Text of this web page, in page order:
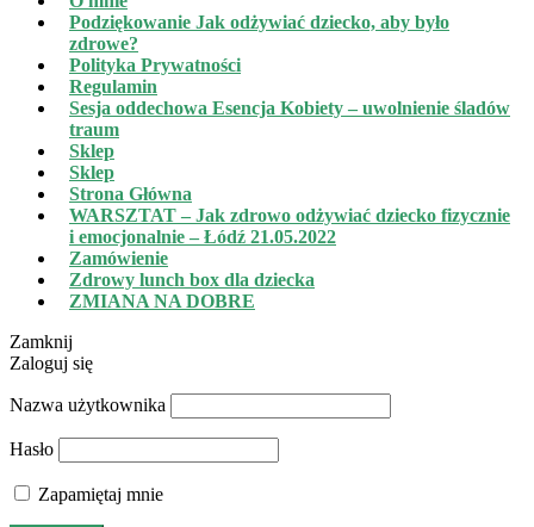
Podziękowanie Jak odżywiać dziecko, aby było
zdrowe?
Polityka Prywatności
Regulamin
Sesja oddechowa Esencja Kobiety – uwolnienie śladów
traum
Sklep
Sklep
Strona Główna
WARSZTAT – Jak zdrowo odżywiać dziecko fizycznie
i emocjonalnie – Łódź 21.05.2022
Zamówienie
Zdrowy lunch box dla dziecka
ZMIANA NA DOBRE
Zamknij
Zaloguj się
Nazwa użytkownika
Hasło
Zapamiętaj mnie